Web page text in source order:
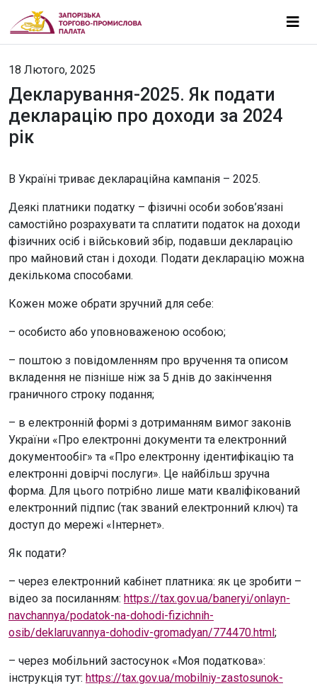
18 Лютого, 2025
Декларування-2025. Як подати
декларацію про доходи за 2024
рік
В Україні триває деклараційна кампанія – 2025.
Деякі платники податку – фізичні особи зобов’язані
самостійно розрахувати та сплатити податок на доходи
фізичних осіб і військовий збір, подавши декларацію
про майновий стан і доходи. Подати декларацію можна
декількома способами.
Кожен може обрати зручний для себе:
– особисто або уповноваженою особою;
– поштою з повідомленням про вручення та описом
вкладення не пізніше ніж за 5 днів до закінчення
граничного строку подання;
– в електронній формі з дотриманням вимог законів
України «Про електронні документи та електронний
документообіг» та «Про електронну ідентифікацію та
електронні довірчі послуги». Це найбільш зручна
форма. Для цього потрібно лише мати кваліфікований
електронний підпис (так званий електронний ключ) та
доступ до мережі «Інтернет».
Як подати?
– через електронний кабінет платника: як це зробити –
відео за посиланням: https://tax.gov.ua/baneryi/onlayn-
navchannya/podatok-na-dohodi-fizichnih-
osib/deklaruvannya-dohodiv-gromadyan/774470.html;
– через мобільний застосунок «Моя податкова»:
інструкція тут: https://tax.gov.ua/mobilniy-zastosunok-